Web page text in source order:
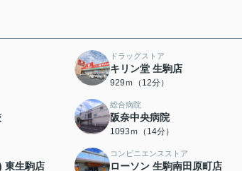
ドラッグストア
キリン堂 生駒店
929ｍ（12分）
総合病院
阪奈中央病院
1093ｍ（14分）
東生駒店
コンビニエンスストア
ローソン 生駒南田原町店